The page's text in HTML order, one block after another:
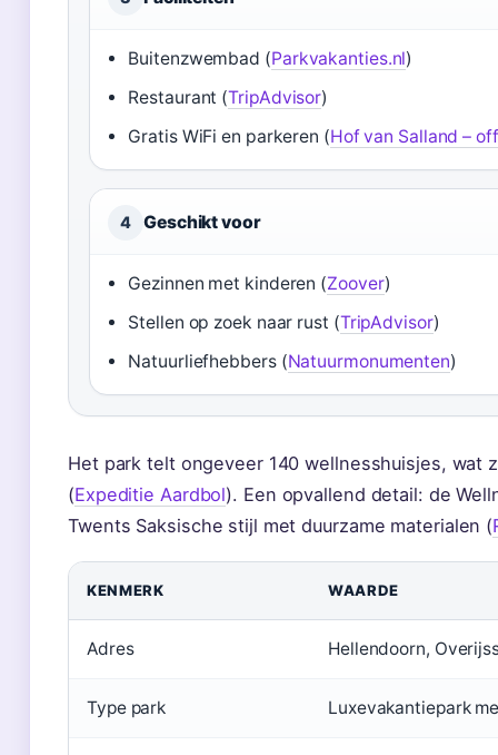
Buitenzwembad (Parkvakanties.nl)
Restaurant (TripAdvisor)
Gratis WiFi en parkeren (Hof van Salland –
4 Geschikt voor
Gezinnen met kinderen (Zoover)
Stellen op zoek naar rust (TripAdvisor)
Natuurliefhebbers (Natuurmonumenten)
Het park telt ongeveer 140 wellnesshuisjes, wat
(Expeditie Aardbol). Een opvallend detail: de
Twents Saksische stijl met duurzame materialen (
KENMERK WAARDE
Adres Hellendoorn,
Type park Luxevakantiepark